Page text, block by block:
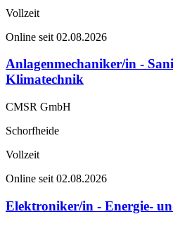
Vollzeit
Online seit 02.08.2026
Anlagenmechaniker/in -
Klimatechnik
CMSR GmbH
Schorfheide
Vollzeit
Online seit 02.08.2026
Elektroniker/in - Energie-